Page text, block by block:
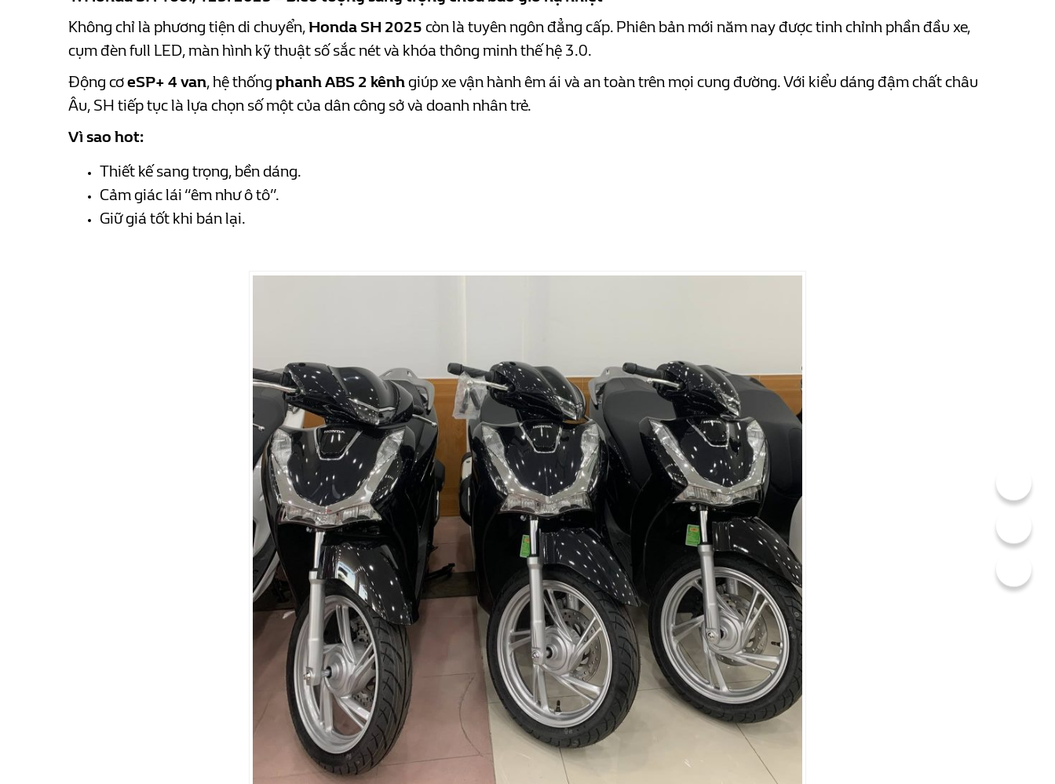
Không chỉ là phương tiện di chuyển,Honda SH 2025 còn là tuyên ngôn đẳng cấp. Phiên bản mới năm nay được tinh chỉnh phần đầu xe,
cụm đèn full LED, màn hình kỹ thuật số sắc nét và khóa thông minh thế hệ 3.0.
Động cơeSP+ 4 van, hệ thống phanh ABS 2 kênhgiúp xe vận hành êm ái và an toàn trên mọi cung đường. Với kiểu dáng đậm chất châu
Âu, SH tiếp tục là lựa chọn số một của dân công sở và doanh nhân trẻ.
Vì sao hot:
Thiết kế sang trọng, bền dáng.
Cảm giác lái “êm như ô tô”.
Giữ giá tốt khi bán lại.